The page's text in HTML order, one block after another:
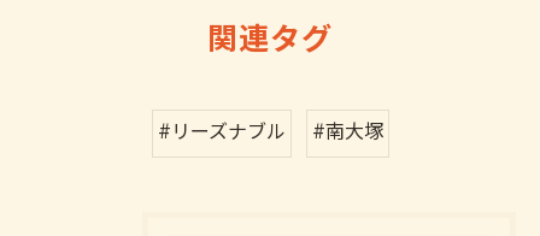
関連タグ
#リーズナブル #南大塚